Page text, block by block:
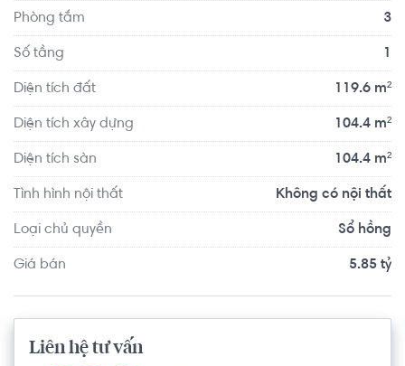
Phòng tắm 3
Số tầng 1
Diện tích đất 119.6 m²
Diện tích xây dựng 104.4 m²
Diện tích sàn 104.4 m²
Tình hình nội thất Không có nội thất
Loại chủ quyền Sổ hồng
Giá bán 5.85 tỷ
Liên hệ tư vấn